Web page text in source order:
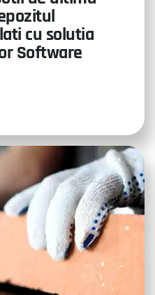
cu solutia
Software